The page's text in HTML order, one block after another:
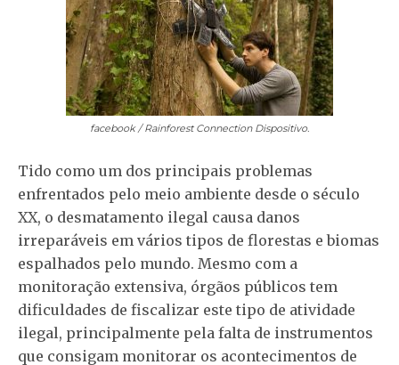
facebook / Rainforest ConnectionDispositivo.
Tido como um dos principais problemas
enfrentados pelo meio ambiente desde o século
XX, o desmatamento ilegal causa danos
irreparáveis em vários tipos de florestas e biomas
espalhados pelo mundo. Mesmo com a
monitoração extensiva, órgãos públicos tem
dificuldades de fiscalizar este tipo de atividade
ilegal, principalmente pela falta de instrumentos
que consigam monitorar os acontecimentos de